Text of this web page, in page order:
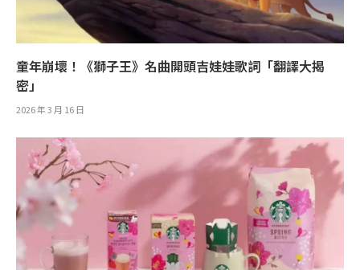
童年崩壞！《獅子王》名曲開頭吉娃娃歌詞「翻譯大揭
密」
2026 年 3 月 16 日